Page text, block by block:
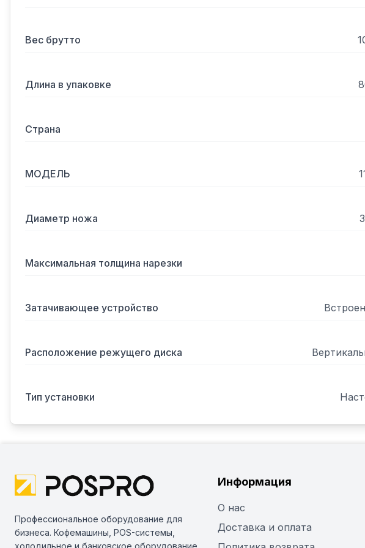
Вес брутто
Длина в упаковке
Страна
МОДЕЛЬ
Диаметр ножа
Максимальная толщина нарезки
Затачивающее устройство
Расположение режущего диска
Тип установки
Профессиональное оборудование для
бизнеса. Кофемашины, POS-системы,
холодильное и банковское оборудование
Информация
О нас
Доставка и оплата